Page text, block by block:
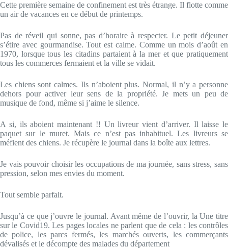
Cette première semaine de confinement est très étrange. Il flotte comme
un air de vacances en ce début de printemps.
Pas de réveil qui sonne, pas d’horaire à respecter. Le petit déjeuner
s’étire avec gourmandise. Tout est calme. Comme un mois d’août en
1970, lorsque tous les citadins partaient à la mer et que pratiquement
tous les commerces fermaient et la ville se vidait.
Les chiens sont calmes. Ils n’aboient plus. Normal, il n’y a personne
dehors pour activer leur sens de la propriété. Je mets un peu de
musique de fond, même si j’aime le silence.
A si, ils aboient maintenant !! Un livreur vient d’arriver. Il laisse le
paquet sur le muret. Mais ce n’est pas inhabituel. Les livreurs se
méfient des chiens. Je récupère le journal dans la boîte aux lettres.
Je vais pouvoir choisir les occupations de ma journée, sans stress, sans
pression, selon mes envies du moment.
Tout semble parfait.
Jusqu’à ce que j’ouvre le journal. Avant même de l’ouvrir, la Une titre
sur le Covid19. Les pages locales ne parlent que de cela : les contrôles
de police, les parcs fermés, les marchés ouverts, les commerçants
dévalisés et le décompte des malades du département